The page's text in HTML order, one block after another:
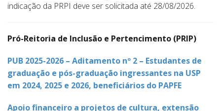
indicação da PRPI deve ser solicitada até 28/08/2026.
Pró-Reitoria de Inclusão e Pertencimento (PRIP)
PUB 2025-2026 – Aditamento nº 2 – Estudantes de
graduação e pós-graduação ingressantes na USP
em 2024, 2025 e 2026, beneficiários do PAPFE
Apoio financeiro a projetos de cultura, extensão